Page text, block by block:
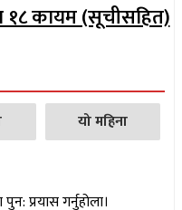
१८ कायम (सूचीसहित)
यो महिना
प्रयास गर्नुहोला।